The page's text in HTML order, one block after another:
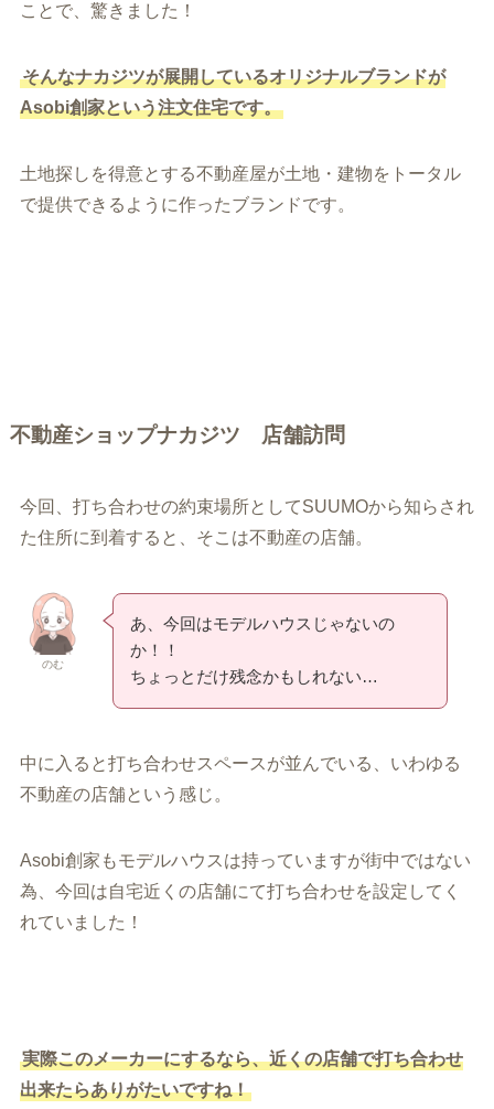
ことで、驚きました！
そんなナカジツが展開しているオリジナルブランドが
Asobi創家という注文住宅です。
土地探しを得意とする不動産屋が土地・建物をトータル
で提供できるように作ったブランドです。
不動産ショップナカジツ 店舗訪問
今回、打ち合わせの約束場所としてSUUMOから知らされ
た住所に到着すると、そこは不動産の店舗。
のむ
あ、今回はモデルハウスじゃないの
か！！
ちょっとだけ残念かもしれない…
中に入ると打ち合わせスペースが並んでいる、いわゆる
不動産の店舗という感じ。
Asobi創家もモデルハウスは持っていますが街中ではない
為、今回は自宅近くの店舗にて打ち合わせを設定してく
れていました！
実際このメーカーにするなら、近くの店舗で打ち合わせ
出来たらありがたいですね！